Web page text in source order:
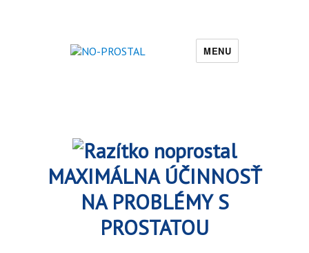
MENU
MAXIMÁLNA ÚČINNOSŤ
NA PROBLÉMY S
PROSTATOU